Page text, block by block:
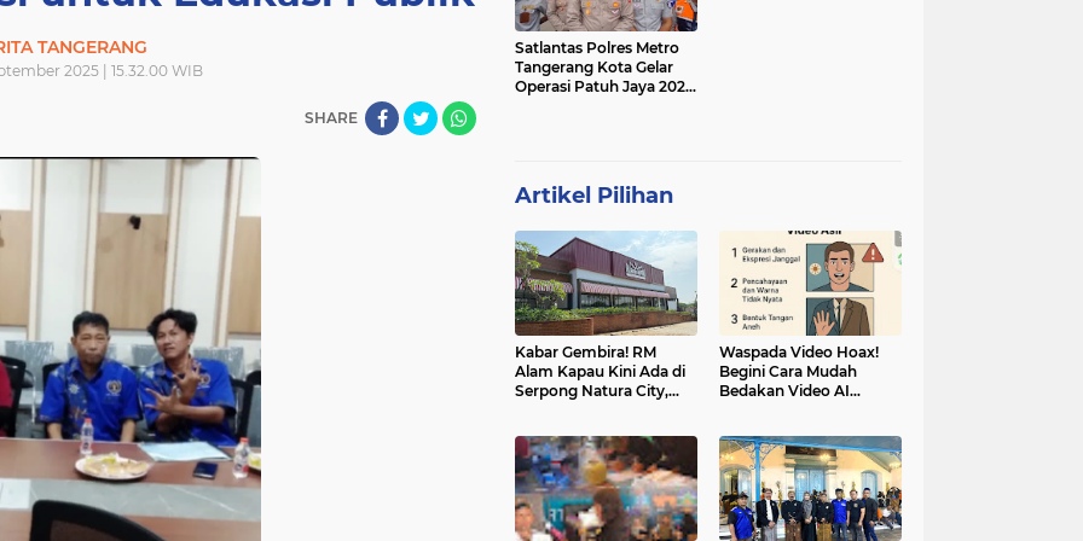
TANGERANG
2025 | 15.32.00 WIB
SHARE
Satlantas Polres Metro
Tangerang Kota Gelar
Operasi Patuh Jaya 2025,
Artikel Pilihan
Kabar Gembira! RM
Alam Kapau Kini Ada di
Serpong Natura City,
Waspada Video Hoax!
Begini Cara Mudah
Bedakan Video AI